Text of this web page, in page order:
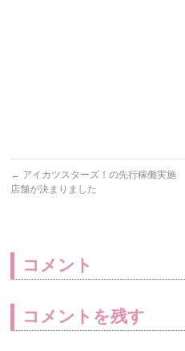
← アイカツスターズ！の先行稼働実施
店舗が決まりました
コメント
コメントを残す